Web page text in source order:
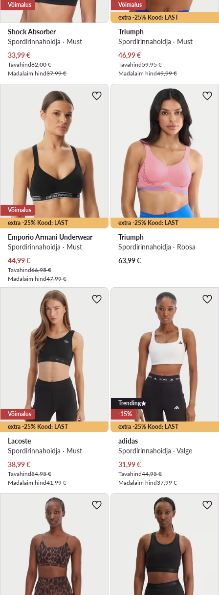
Võimalus
Shock Absorber
Spordirinnahoidja · Must
Praegune hind
33,99€
Tavahind62,00 €
Madalaim hind37,99 €
extra -25% Kood: LAST
Võimalus
Triumph
Spordirinnahoidja · Must
Praegune hind
46,99€
Tavahind59,95 €
Madalaim hind49,99 €
extra -25% Kood: LAST
Võimalus
Emporio Armani Underwear
Spordirinnahoidja · Must
Praegune hind
44,99€
Tavahind66,95 €
Madalaim hind47,99 €
extra -25% Kood: LAST
Triumph
Spordirinnahoidja · Roosa
63,99€
extra -25% Kood: LAST
Võimalus
Lacoste
Spordirinnahoidja · Must
Praegune hind
38,99€
Tavahind54,95 €
Madalaim hind41,99 €
extra -25% Kood: LAST
Trending
-15%
adidas
Spordirinnahoidja · Valge
Praegune hind
31,99€
Tavahind44,95 €
Madalaim hind37,99 €